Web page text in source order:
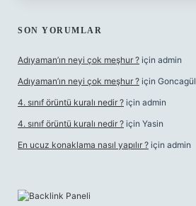
SON YORUMLAR
Adıyaman’ın neyi çok meşhur ? için admin
Adıyaman’ın neyi çok meşhur ? için Goncagül
4. sınıf örüntü kuralı nedir ? için admin
4. sınıf örüntü kuralı nedir ? için Yasin
En ucuz konaklama nasıl yapılır ? için admin